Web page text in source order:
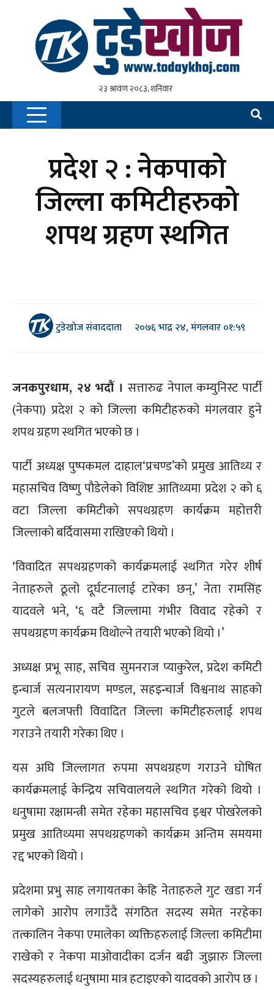
प्रदेश २ : नेकपाको
जिल्ला कमिटीहरुको
शपथ ग्रहण स्थगित
टुडेखोज संवाददाता २०७६ भाद्र २४, मंगलवार ०१:५९
जनकपुरधाम, २४ भदौं ।सत्तारुढ नेपाल कम्युनिस्ट पार्टी
(नेकपा) प्रदेश २ को जिल्ला कमिटीहरुको मंगलवार हुने
शपथ ग्रहण स्थगित भएको छ ।
पार्टी अध्यक्ष पुष्पकमल दाहाल‘प्रचण्ड’को प्रमुख आतिथ्य र
महासचिव विष्णु पौडेलेको विशिष्ट आतिथ्यमा प्रदेश २ को ६
वटा जिल्ला कमिटीको सपथग्रहण कार्यक्रम महोत्तरी
जिल्लाको बर्दिवासमा राखिएको थियो ।
‘विवादित सपथग्रहणको कार्यक्रमलाई स्थगित गरेर शीर्ष
नेताहरुले ठूलो दूर्घटनालाई टारेका छन्,’ नेता रामसिंह
यादवले भने, ‘६ वटै जिल्लामा गंभीर विवाद रहेको र
सपथग्रहण कार्यक्रम विथोल्ने तयारी भएको थियो ।’
अध्यक्ष प्रभू साह, सचिव सुमनराज प्याकुरेल, प्रदेश कमिटी
इन्चार्ज सत्यनारायण मण्डल, सहइन्चार्ज विश्वनाथ साहको
गुटले बलजफ्ती विवादित जिल्ला कमिटीहरुलाई शपथ
गराउने तयारी गरेका थिए ।
यस अघि जिल्लागत रुपमा सपथग्रहण गराउने घोषित
कार्यक्रमलाई केन्द्रिय सचिवालयले स्थगित गरेको थियो ।
धनुषामा रक्षामन्त्री समेत रहेका महासचिव इश्वर पोखरेलको
प्रमुख आतिथ्यमा सपथग्रहणको कार्यक्रम अन्तिम समयमा
रद्द भएको थियो ।
प्रदेशमा प्रभु साह लगायतका केहि नेताहरुले गुट खडा गर्न
लागेको आरोप लगाउँदै संगठित सदस्य समेत नरहेका
तत्कालिन नेकपा एमालेका व्यक्तिहरुलाई जिल्ला कमिटीमा
राखेको र नेकपा माओवादीका दर्जन बढी जुझारु जिल्ला
सदस्यहरुलाई धनुषामा मात्र हटाइएको यादवको आरोप छ ।